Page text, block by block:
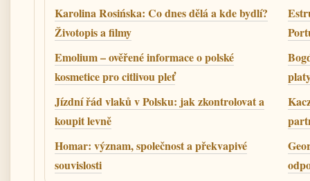
Karolina Rosińska: Co dnes dělá a kde bydlí?
Životopis a filmy
Emolium – ověřené informace o polské
kosmetice pro citlivou pleť
Jízdní řád vlaků v Polsku: jak zkontrolovat a
koupit levně
Homar: význam, společnost a překvapivé
souvislosti